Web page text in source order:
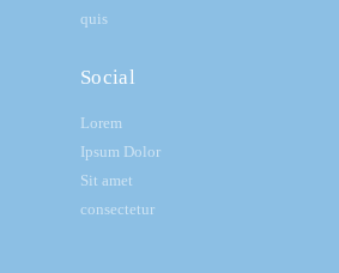
quis
Social
Lorem
Ipsum Dolor
Sit amet
consectetur